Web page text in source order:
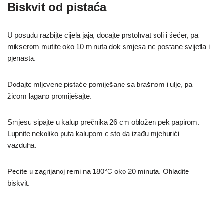
Biskvit od pistaća
U posudu razbijte cijela jaja, dodajte prstohvat soli i šećer, pa
mikserom mutite oko 10 minuta dok smjesa ne postane svijetla i
pjenasta.
Dodajte mljevene pistaće pomiješane sa brašnom i ulje, pa
žicom lagano promiješajte.
Smjesu sipajte u kalup prečnika 26 cm obložen pek papirom.
Lupnite nekoliko puta kalupom o sto da izađu mjehurići
vazduha.
Pecite u zagrijanoj rerni na 180°C oko 20 minuta. Ohladite
biskvit.